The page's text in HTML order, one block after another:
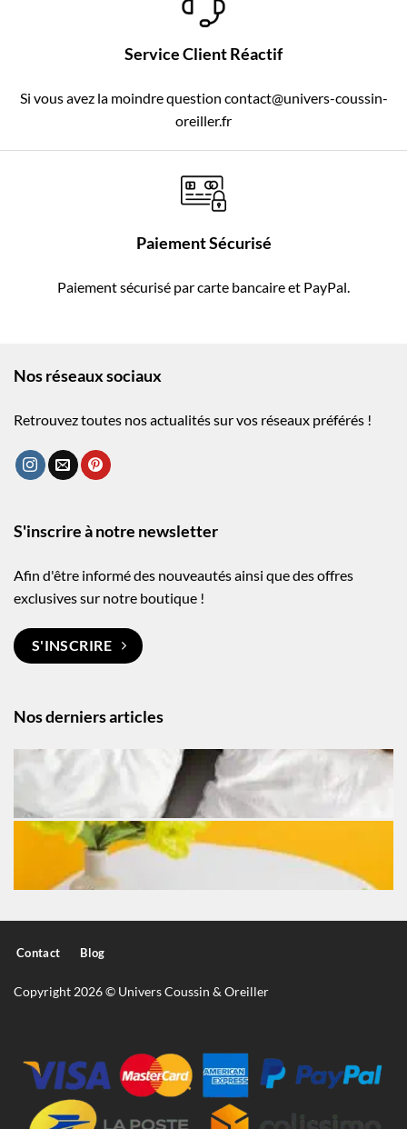
Service Client Réactif
Si vous avez la moindre question contact@univers-coussin-
oreiller.fr
Paiement Sécurisé
Paiement sécurisé par carte bancaire et PayPal.
Nos réseaux sociaux
Retrouvez toutes nos actualités sur vos réseaux préférés !
Nos derniers articles
S'inscrire à notre newsletter
Afin d'être informé des nouveautés ainsi que des offres
exclusives sur notre boutique !
S'INSCRIRE
Contact Blog
Copyright 2026 © Univers Coussin & Oreiller